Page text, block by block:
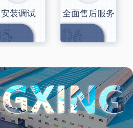
安装调试 全面售后服务